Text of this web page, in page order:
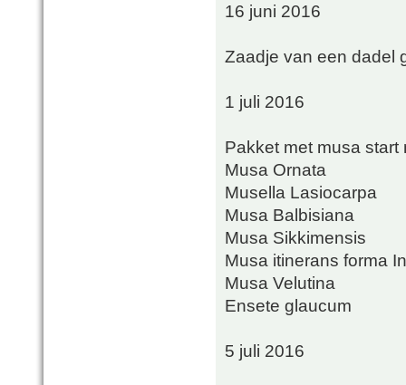
16 juni 2016
Zaadje van een dadel
1 juli 2016
Pakket met musa
Musa Ornata
Musella Lasiocarpa
Musa Balbisiana
Musa Sikkimensis
Musa itinerans forma
Musa Velutina
Ensete glaucum
5 juli 2016